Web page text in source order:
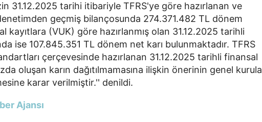
31.12.2025 tarihi itibariyle TFRS'ye göre hazırlanan ve
geçmiş bilançosunda 274.371.482 TL dönem
kayıtlara (VUK) göre hazırlanmış olan 31.12.2025 tarihli
ise 107.845.351 TL dönem net karı bulunmaktadır. TFRS
çerçevesinde hazırlanan 31.12.2025 tarihli finansal
oluşan karın dağıtılmamasına ilişkin önerinin genel kurula
karar verilmiştir.'' denildi.
Ajansı